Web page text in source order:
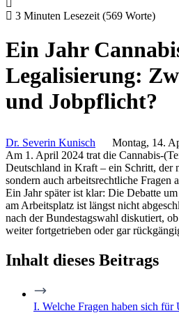
3 Minuten Lesezeit (569 Worte)
Ein Jahr
Legalisierung:
und Jobpflicht?
Dr. Severin Kunisch
Montag, 14.
Am 1. April 2024 trat die Cannabis-
Deutschland in Kraft – ein Schritt, der
sondern auch arbeitsrechtliche Fragen
Ein Jahr später ist klar: Die Debatte
am Arbeitsplatz ist längst nicht
nach der Bundestagswahl diskutiert,
weiter fortgetrieben oder gar
Inhalt dieses Beitrags
I. Welche Fragen haben sich für